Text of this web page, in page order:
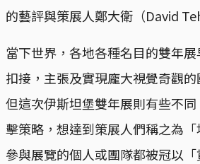
的藝評與策展人鄭大衛（David
當下世界，各地各種名目的雙年
扣接，主張及實現龐大視覺奇觀的
但這次伊斯坦堡雙年展則有些不
擊策略，想達到策展人們稱之為「
參與展覽的個人或團隊都被冠以「